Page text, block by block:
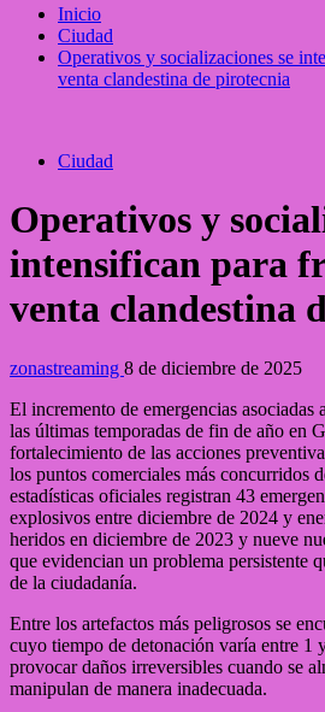
Inicio
Ciudad
Operativos y socializaciones se
venta clandestina de pirotecnia
Ciudad
Operativos y
intensifican para
venta clandestina
zonastreaming 8 de diciembre de 2025
El incremento de emergencias asociadas
las últimas temporadas de fin de año en
fortalecimiento de las acciones
los puntos comerciales más concurridos
estadísticas oficiales registran 43
explosivos entre diciembre de 2024 y
heridos en diciembre de 2023 y nueve
que evidencian un problema persistente
de la ciudadanía.
Entre los artefactos más peligrosos se
cuyo tiempo de detonación varía entre 1
provocar daños irreversibles cuando se
manipulan de manera inadecuada.